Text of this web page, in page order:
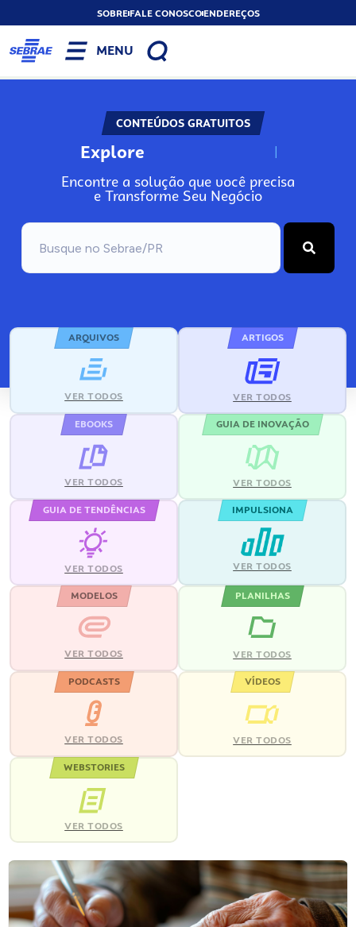
SOBREFALE CONOSCOENDEREÇOS
MENU
CONTEÚDOS GRATUITOS
Explore N
Encontre a solução que você precisa
e Transforme Seu Negócio
ARQUIVOS
VER TODOS
ARTIGOS
VER TODOS
EBOOKS
VER TODOS
GUIA DE INOVAÇÃO
VER TODOS
GUIA DE TENDÊNCIAS
VER TODOS
IMPULSIONA
VER TODOS
MODELOS
VER TODOS
PLANILHAS
VER TODOS
PODCASTS
VER TODOS
VÍDEOS
VER TODOS
WEBSTORIES
VER TODOS